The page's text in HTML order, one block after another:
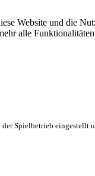
Website und die
alle
Spielbetrieb